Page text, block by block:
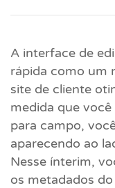
A interface de
rápida como um
site de cliente
medida que
para campo,
aparecendo ao
Nesse ínterim,
os metadados